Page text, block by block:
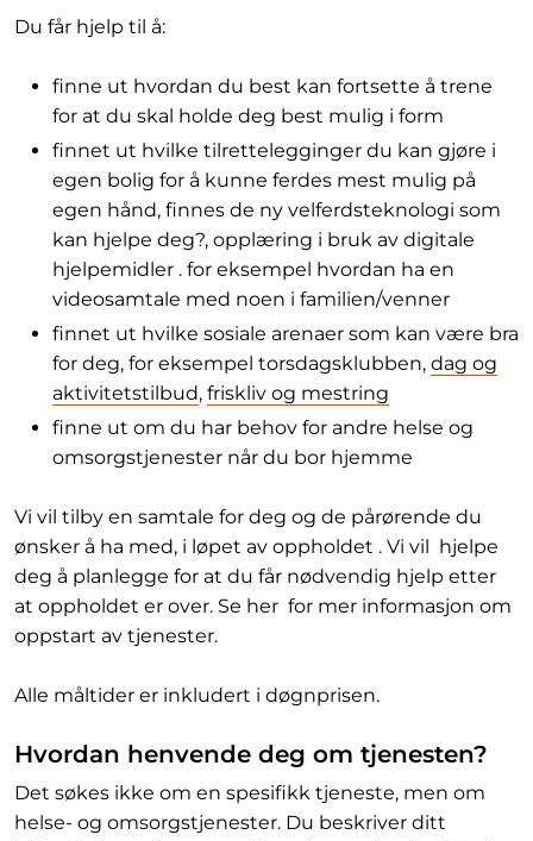
Du får hjelp til å:
finne ut hvordan du best kan fortsette å trene
for at du skal holde deg best mulig i form
finnet ut hvilke tilrettelegginger du kan gjøre i
egen bolig for å kunne ferdes mest mulig på
egen hånd, finnes de ny velferdsteknologi som
kan hjelpe deg?, opplæring i bruk av digitale
hjelpemidler . for eksempel hvordan ha en
videosamtale med noen i familien/venner
finnet ut hvilke sosiale arenaer som kan være bra
for deg, for eksempel torsdagsklubben, dag og
aktivitetstilbud, friskliv og mestring
finne ut om du har behov for andre helse og
omsorgstjenester når du bor hjemme
Vi vil tilby en samtale for deg og de pårørende du
ønsker å ha med, i løpet av oppholdet . Vi vil hjelpe
deg å planlegge for at du får nødvendig hjelp etter
at oppholdet er over. Se her for mer informasjon om
oppstart av tjenester.
Alle måltider er inkludert i døgnprisen.
Hvordan henvende deg om tjenesten?
Det søkes ikke om en spesifikk tjeneste, men om
helse- og omsorgstjenester. Du beskriver ditt